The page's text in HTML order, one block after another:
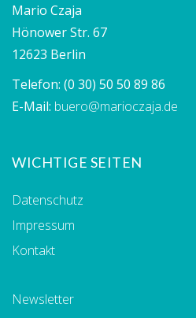
Mario Czaja
Hönower Str. 67
12623 Berlin
Telefon: (0 30) 50 50 89 86
E-Mail: buero@marioczaja.de
WICHTIGE SEITEN
Datenschutz
Impressum
Kontakt
Newsletter